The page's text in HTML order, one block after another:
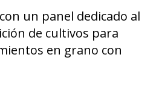
un panel dedicado al
de cultivos para
en grano con